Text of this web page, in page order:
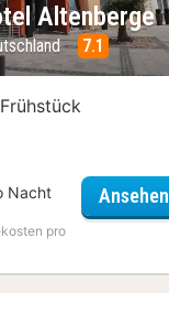
Altenberge
7.1
Nacht
pro
Ansehen